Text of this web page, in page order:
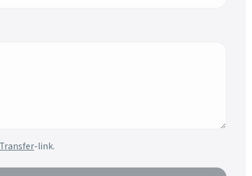
-link.